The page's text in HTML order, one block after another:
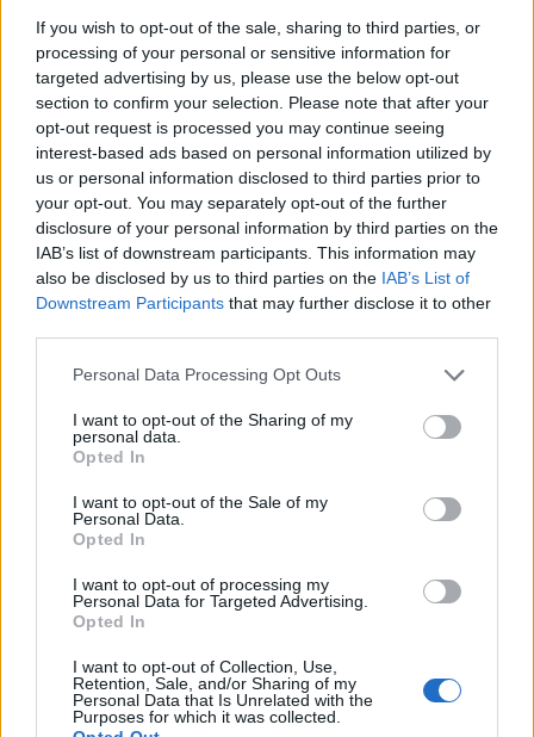
If you wish to opt-out of the sale, sharing to third parties, or
processing of your personal or sensitive information for
targeted advertising by us, please use the below opt-out
section to confirm your selection. Please note that after your
opt-out request is processed you may continue seeing
interest-based ads based on personal information utilized by
us or personal information disclosed to third parties prior to
your opt-out. You may separately opt-out of the further
disclosure of your personal information by third parties on the
IAB’s list of downstream participants. This information may
also be disclosed by us to third parties on the IAB’s List of
Downstream Participants that may further disclose it to other
Please note that this website/app uses one or more Google
not limited to your visit or usage behaviour. You may click to
grant or deny consent to Google and its third-party tags to
use your data for below specified purposes in below Google
consent section.
Personal Data Processing Opt Outs
I want to opt-out of the Sharing of my
personal data.
Opted In
I want to opt-out of the Sale of my
Personal Data.
Opted In
I want to opt-out of processing my
Personal Data for Targeted Advertising.
Opted In
I want to opt-out of Collection, Use,
Retention, Sale, and/or Sharing of my
Personal Data that Is Unrelated with the
Purposes for which it was collected.
nell’estate 2026
Controlli all’aeroporto di Olbia, sequestrati
caviale e sabbia rubata
NECROLOGIE
Mario Malu
Paolo Pinna
Martina Agostina Diturco